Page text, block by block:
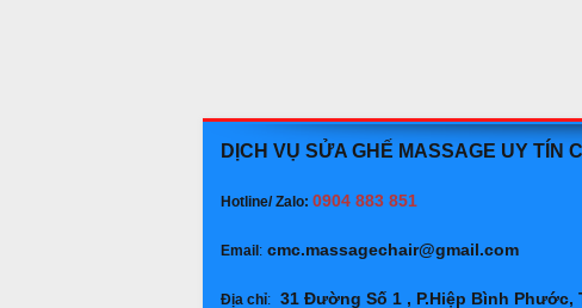
DỊCH VỤ SỬA GHẾ MASSAGE UY TÍN
Hotline/ Zalo: 0904 883 851
Email : cmc.massagechair@gmail.com
Địa chỉ: 31 Đường Số 1 , P.Hiệp Bình Phước,